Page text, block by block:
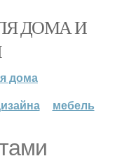
ДОМА И
дома
мебель